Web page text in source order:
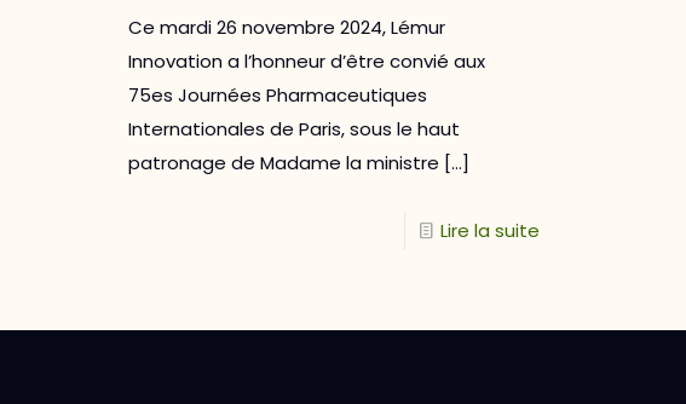
Ce mardi 26 novembre 2024, Lémur
Innovation a l’honneur d’être convié aux
75es Journées Pharmaceutiques
Internationales de Paris, sous le haut
patronage de Madame la ministre […]
Lire la suite